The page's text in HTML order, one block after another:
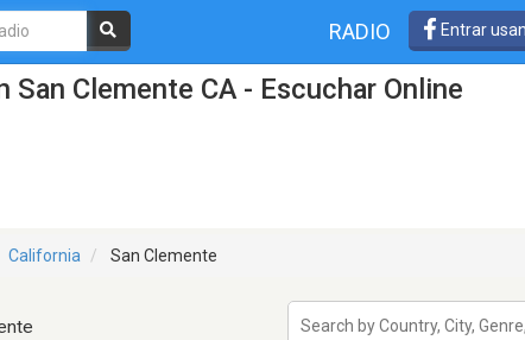
RADIO Entrar
San Clemente CA - Escuchar Online
California San Clemente